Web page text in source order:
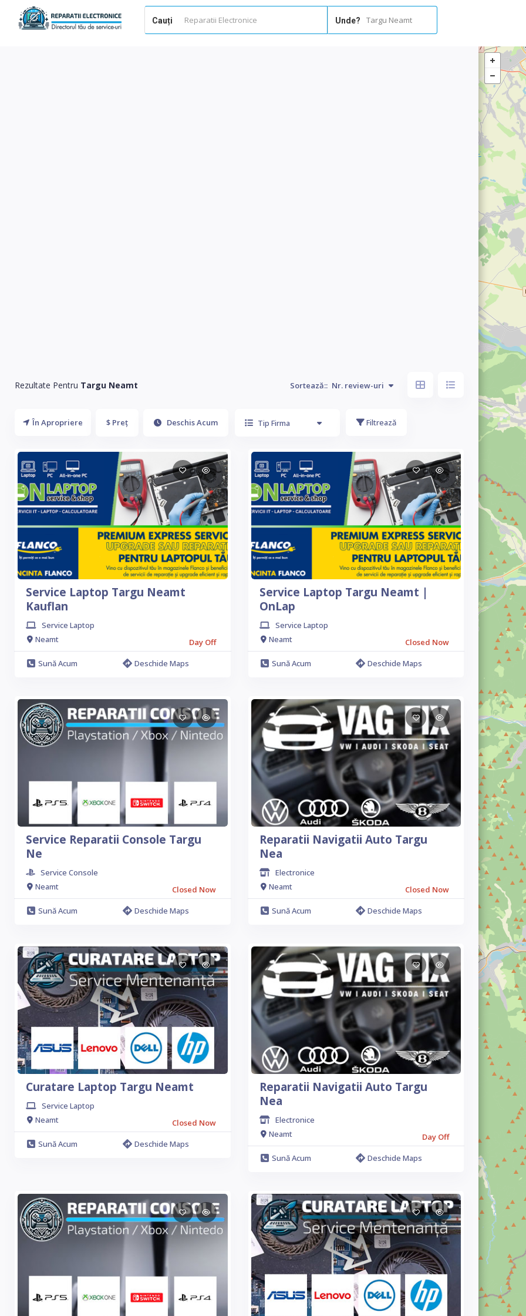
Cauți Unde? Targu Neamt
Rezultate Pentru Targu Neamt Sortează:: Nr. review-uri
În Apropriere $ Preț Deschis Acum Tip Firma Filtrează
Service Laptop Targu Neamt
Kauflan
Service Laptop
Neamt
Day Off
Sună Acum
Deschide Maps
Service Laptop Targu Neamt |
OnLap
Service Laptop
Neamt
Closed Now
Sună Acum
Deschide Maps
Service Reparatii Console Targu
Ne
Service Console
Neamt
Closed Now
Sună Acum
Deschide Maps
Reparatii Navigatii Auto Targu
Nea
Electronice
Neamt
Closed Now
Sună Acum
Deschide Maps
Curatare Laptop Targu Neamt
Service Laptop
Neamt
Closed Now
Sună Acum
Deschide Maps
Reparatii Navigatii Auto Targu
Nea
Electronice
Neamt
Day Off
Sună Acum
Deschide Maps